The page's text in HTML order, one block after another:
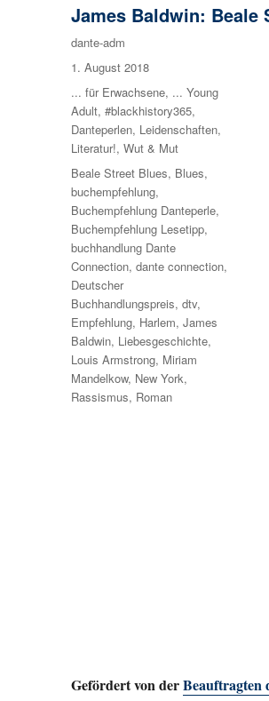
James Baldwin: Beale
Autor
dante-adm
Veröffentlicht
am
1. August 2018
Kategorien
... für Erwachsene, ... Young
Adult,#blackhistory365,
Danteperlen, Leidenschaften,
Literatur!,Wut & Mut
Schlagwörter
Beale Street Blues, Blues,
buchempfehlung,
Buchempfehlung Danteperle,
Buchempfehlung Lesetipp,
buchhandlung Dante
Connection,dante connection,
Deutscher
Buchhandlungspreis,dtv,
Empfehlung, Harlem,James
Baldwin, Liebesgeschichte,
Louis Armstrong, Miriam
Mandelkow, New York,
Rassismus, Roman
Gefördert von derBeauftragten